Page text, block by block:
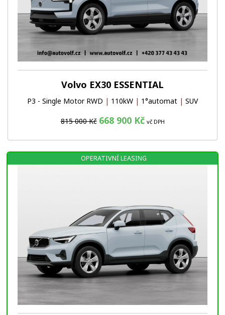
Volvo EX30 ESSENTIAL
P3 - Single Motor RWD | 110kW | 1°automat | SUV
815 000 Kč 668 900 Kč vč DPH
OPERATIVNÍ LEASING